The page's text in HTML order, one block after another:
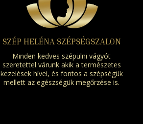
SZÉP HELÉNA SZÉPSÉGSZALON
Minden kedves szépülni vágyót
szeretettel várunk akik a természetes
kezelések hívei, és fontos a szépségük
mellett az egészségük megőrzése is.